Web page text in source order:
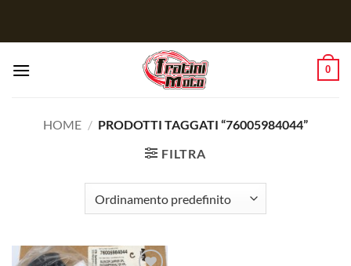
0
HOME / PRODOTTI TAGGATI “76005984044”
FILTRA